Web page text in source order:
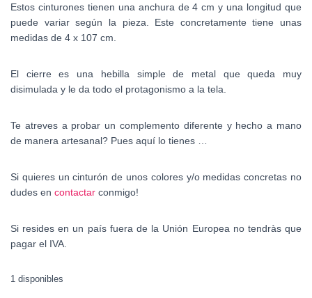
Estos cinturones tienen una anchura de 4 cm y una longitud que
puede variar según la pieza. Este concretamente tiene unas
medidas de 4 x 107 cm.
El cierre es una hebilla simple de metal que queda muy
disimulada y le da todo el protagonismo a la tela.
Te atreves a probar un complemento diferente y hecho a mano
de manera artesanal? Pues aquí lo tienes …
Si quieres un cinturón de unos colores y/o medidas concretas no
dudes en contactar conmigo!
Si resides en un país fuera de la Unión Europea no tendràs que
pagar el IVA.
1 disponibles